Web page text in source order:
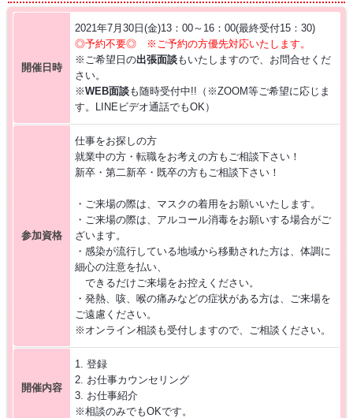
【お仕事相談会☆流通会館】2026/8/21(金) PM開催
【お仕事相談会☆大久保ふれあいｾﾝﾀｰ】2026/8/26(水)
【お仕事相談会☆黒部市コラーレ】2026/8/21(金)PM
【お仕事相談会☆黒部市コラーレ】2026/8/7(金)PM
派遣から正社員をめざす 〜自分に合った職場を見つける新しい転職の
【中新川エリア】近くdeWORK [HC7]
【お仕事相談会☆流通会館】2026/7/16(木) PM開催
開催日時
2021年7月30日(金)13：00～16：00(最終受付15：30)
◎予約不要◎ ※ご予約の方優先対応いたします。
※ご希望日の出張面談もいたしますので、お問合せくだ
さい。
※WEB面談も随時受付中!!（※ZOOM等ご希望に応じま
す。LINEビデオ通話でもOK）
参加資格
仕事をお探しの方
就業中の方・転職をお考えの方もご相談下さい！
新卒・第二新卒・既卒の方もご相談下さい！
・ご来場の際は、マスクの着用をお願いいたします。
・ご来場の際は、アルコール消毒をお願いする場合がご
ざいます。
・感染が流行している地域から移動された方は、体調に
細心の注意を払い、
できるだけご来場をお控えください。
・発熱、咳、喉の痛みなどの症状がある方は、ご来場を
ご遠慮ください。
※オンライン相談も受付しますので、ご相談ください。
開催内容
1. 登録
2. お仕事カウンセリング
3. お仕事紹介
※相談のみでもOKです。